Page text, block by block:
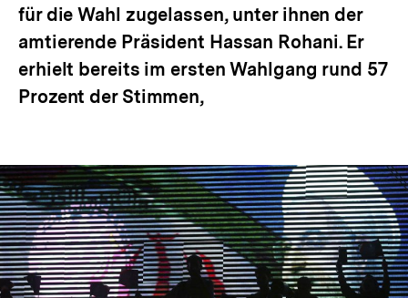
für die Wahl zugelassen, unter ihnen der
amtierende Präsident Hassan Rohani. Er
erhielt bereits im ersten Wahlgang rund 57
Prozent der Stimmen,